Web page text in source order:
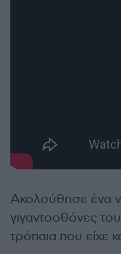
Ακολούθησε ένα
γιγαντοοθόνες
τρόπαια που είχε